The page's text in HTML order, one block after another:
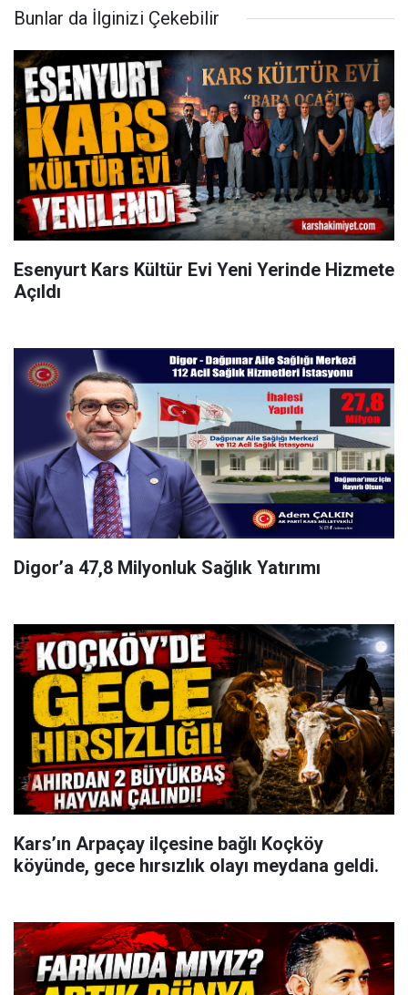
Bunlar da İlginizi Çekebilir
Esenyurt Kars Kültür Evi Yeni Yerinde Hizmete
Açıldı
Digor’a 47,8 Milyonluk Sağlık Yatırımı
Kars’ın Arpaçay ilçesine bağlı Koçköy
köyünde, gece hırsızlık olayı meydana geldi.